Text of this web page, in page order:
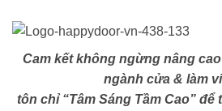
Cam kết không ngừng nâng
ngành cửa & làm
tôn chỉ “Tâm Sáng Tầm Cao”